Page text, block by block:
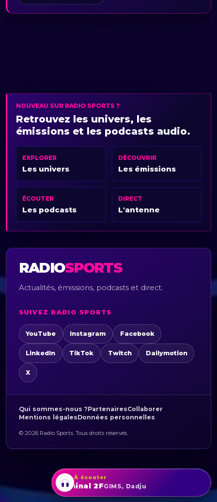
NOUVEAU SUR RADIO SPORTS ?
Retrouvez les univers, les
émissions et les podcasts audio.
EXPLORER
Les univers
DÉCOUVRIR
Les émissions
ÉCOUTER
Les podcasts
DIRECT
L'antenne
RADIOSPORTS
Actualités, émissions, podcasts et direct.
SUIVEZ RADIO SPORTS
YouTube Instagram Facebook
LinkedIn TikTok Twitch Dailymotion
X
Qui sommes-nous ?PartenairesCollaborer
Mentions légalesDonnées personnelles
© 2026 Radio Sports. Tous droits réservés.
À écouter
Terminal 2FGIMS, Dadju